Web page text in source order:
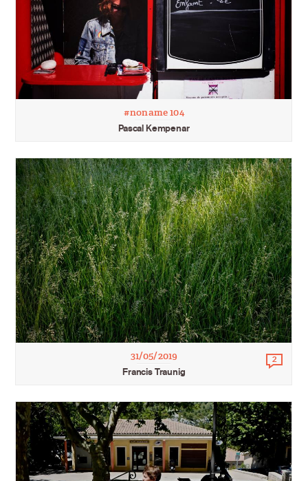
#noname 104
Pascal Kempenar
31/05/2019
Francis Traunig
2